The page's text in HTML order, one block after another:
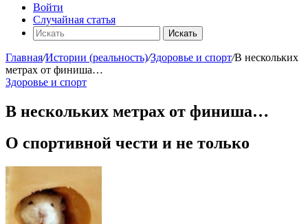
Войти
Случайная статья
Искать
Главная/Истории (реальность)/Здоровье и спорт/В нескольких
метрах от финиша…
Здоровье и спорт
В нескольких метрах от финиша…
О спортивной чести и не только